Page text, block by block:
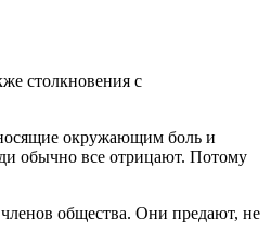
столкновения с
окружающим боль и
обычно все отрицают. Потому
общества. Они предают, не